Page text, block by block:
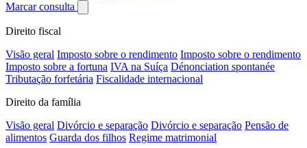
Marcar consulta
Direito fiscal
Visão geral Imposto sobre o rendimento Imposto sobre o rendimento
Imposto sobre a fortuna IVA na Suíça Dénonciation spontanée
Tributação forfetária Fiscalidade internacional
Direito da família
Visão geral Divórcio e separação Divórcio e separação Pensão de
alimentos Guarda dos filhos Regime matrimonial